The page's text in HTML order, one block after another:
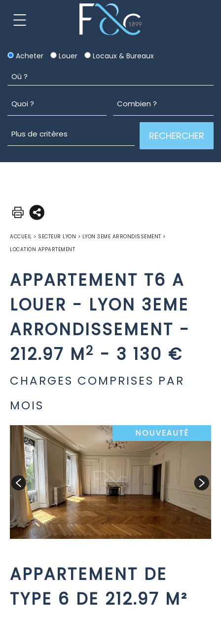
Acheter Louer Locaux & Bureaux
ACCUEIL > SECTEUR LYON > LYON 3EME ARRONDISSEMENT >
LOCATION APPARTEMENT
APPARTEMENT T6 A
LOUER - LYON 3EME
ARRONDISSEMENT -
212.97 M2 - 3 130 €
CHARGES COMPRISES PAR
MOIS
APPARTEMENT DE
TYPE 6 DE 212.97 M²